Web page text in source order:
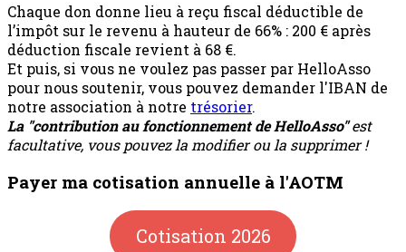
Chaque don donne lieu à reçu fiscal déductible de
l’impôt sur le revenu à hauteur de 66% : 200 € après
déduction fiscale revient à 68 €.
Et puis, si vous ne voulez pas passer par HelloAsso
pour nous soutenir, vous pouvez demander l'IBAN de
notre association à notre trésorier.
La "contribution au fonctionnement de HelloAsso"est
facultative, vous pouvez la modifier ou la supprimer !
Payer ma cotisation annuelle à l'AOTM
Cotisation 2026